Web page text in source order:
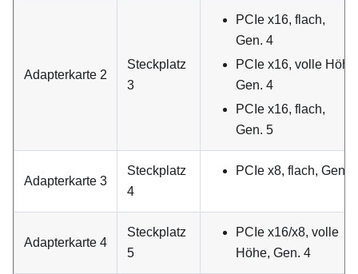
Adapterkarte 2
Steckplatz
3
PCIe x16, flach,
Gen. 4
PCIe x16, volle
Gen. 4
PCIe x16, flach,
Gen. 5
Adapterkarte 3
Steckplatz
4
PCIe x8, flach, Gen. 4
Adapterkarte 4
Steckplatz
5
PCIe x16/x8, volle
Höhe, Gen. 4